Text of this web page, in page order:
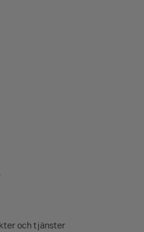
och tjänster